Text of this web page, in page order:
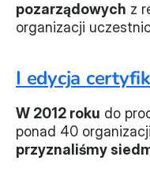
Członkostwo
Monitorujemy
Działania z ostatnich lat
pozarządowych z
organizacji
I edycja
W 2012 roku do
ponad 40
przyznaliśmy